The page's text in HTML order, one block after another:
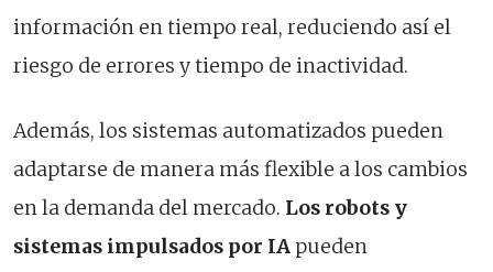
información en tiempo real, reduciendo así el
riesgo de errores y tiempo de inactividad.
Además, los sistemas automatizados pueden
adaptarse de manera más flexible a los cambios
en la demanda del mercado. Los robots y
sistemas impulsados por IA pueden